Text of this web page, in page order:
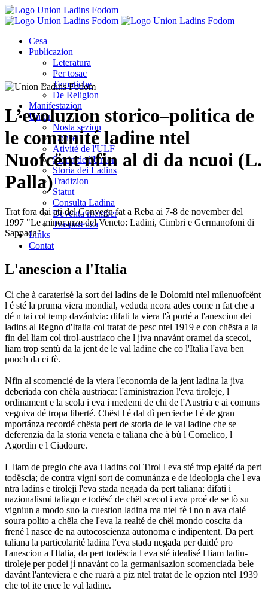
Cesa
Publicazion
Leteratura
Per tosac
Tematiche
De Religion
Manifestazion
Union
Nosta sezion
Consei
Ativité de l'ULF
Storia de l'Union
Storia dei Ladins
Tradizion
Statut
Consulta Ladina
Deventa member
Trasparenza
Links
Contat
L’evoluzion storico–politica de
le comunité ladine ntel
Nuofcënt nfin al di da ncuoi (L.
Palla)
Trat fora dai ati del Convegn fat a Reba ai 7-8 de november del
1997 "Le minoranze del Veneto: Ladini, Cimbri e Germanofoni di
Sappada"
L'anescion a l'Italia
Ci che à caraterisé la sort dei ladins de le Dolomiti ntel milenuofcënt
l é sté la pruma viera mondial, veduda ncora ades come n fat che a
dé n tai col temp davántvia: difati la viera l'à porté a l'anescion dei
ladins al Regno d'Italia col tratat de pesc ntel 1919 e con chësta a la
fin del liam col tirol-austriaco che l jiva nnavánt oramei da scecoi,
liam trop sentù da la jent de le val ladine che co l'Italia l'ava ben
puoch da ci fè.
Nfin al scomencié de la viera l'economia de la jent ladina la jiva
deberiada con chëla austriaca: l'aministrazion l'eva tiroleje, l
ordinament e la scola i eva i medemi de chi de l'Austria e ai comuns
vegniva dé tropa liberté. Chëst l é dal dì percieche l é de gran
mportánza recordé chësta pert de storia de le val ladine che se
deferenzia da la storia veneta e taliana che à bù l Comelico, l
Agordin e l Ciadoure.
L liam de pregio che ava i ladins col Tirol l eva sté trop ejalté da pert
todëscia; de contra vigni sort de comunánza e de ideologia che l eva
ntra ladins e tiroleji l'eva stada negada da pert taliana: difati i
nazionalismi taliagn e todësć de chël scecol i ava proé de se tò su
vigniun a modo suo la cuestion ladina ma ntel fè i no n ava cialé
soura polito a chëla che l'eva la realté de chël mondo coscita da
frené l nasce de na autocoscienza autonoma e indipentent. Da pert
taliana la particolarité ladina l'eva stada negada per daidé pro
l'anescion a l'Italia, da pert todëscia l eva sté idealisé l liam ladin-
tiroleje per podei jì nnavánt co la germanisazion scomenciada bele
davánt l'anteviera e che ruarà a piz ntel tratat de le opzion ntel 1939
che tol ite ence le val ladine.